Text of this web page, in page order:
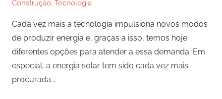
Construção, Tecnologia
Cada vez mais a tecnologia impulsiona novos modos
de produzir energia e, graças a isso, temos hoje
diferentes opções para atender a essa demanda. Em
especial, a energia solar tem sido cada vez mais
procurada …